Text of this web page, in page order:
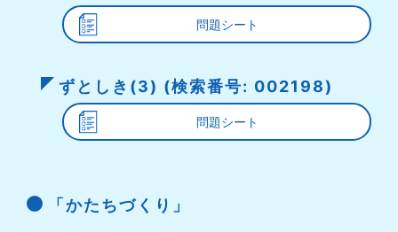
問題シート
ずとしき(3) (検索番号: 002198)
問題シート
「かたちづくり」